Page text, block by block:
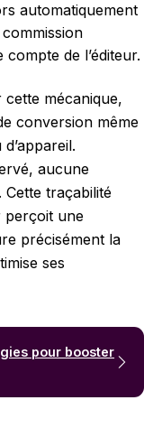
automatiquement
de l’éditeur.
mécanique,
conversion même
aucune
Cette traçabilité
perçoit une
précisément la
ses
pour booster